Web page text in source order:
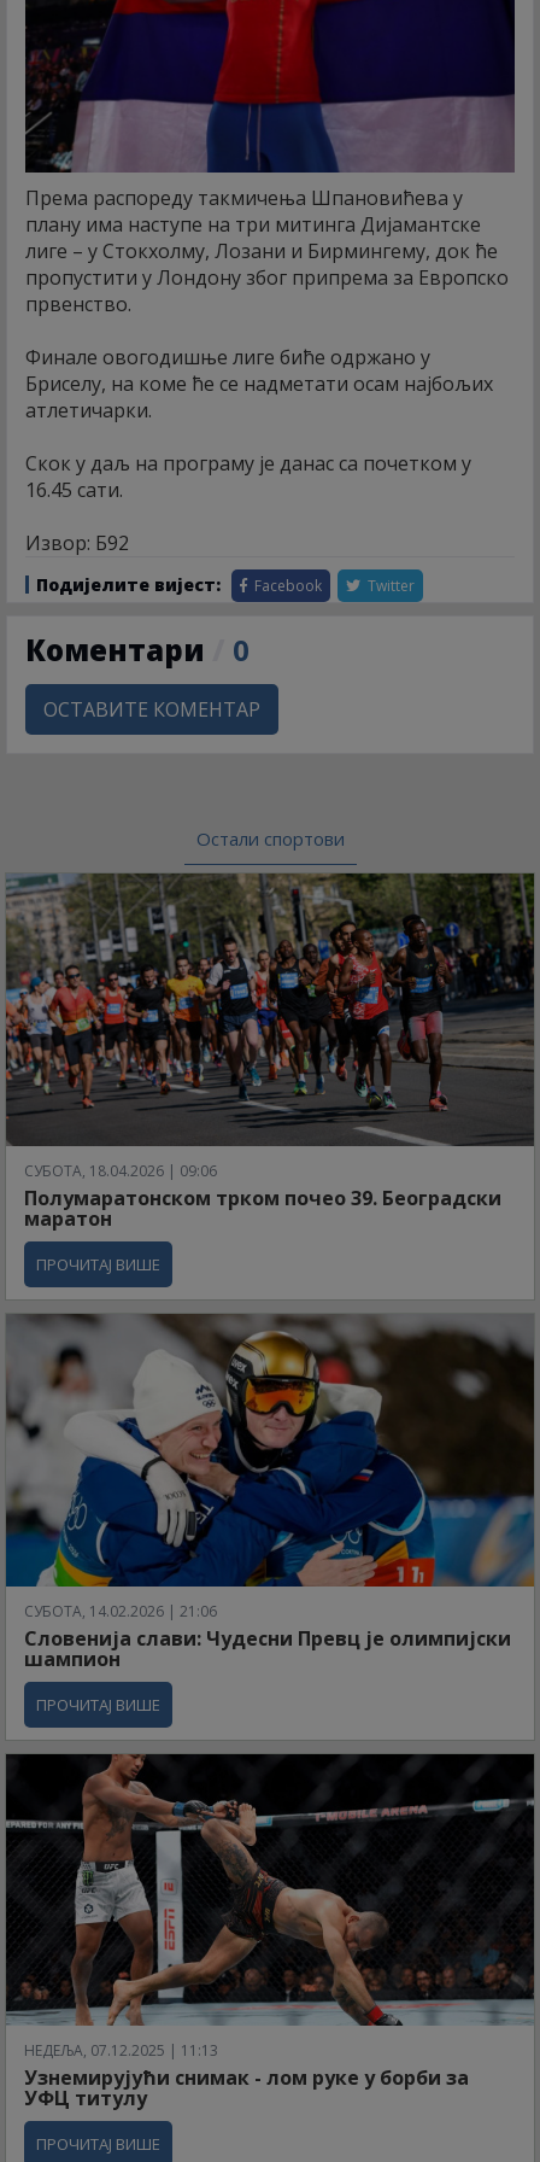
Према распореду такмичења Шпановићева у
плану има наступе на три митинга Дијамантске
лиге – у Стокхолму, Лозани и Бирмингему, док ће
пропустити у Лондону због припрема за Европско
првенство.
Финале овогодишње лиге биће одржано у
Бриселу, на коме ће се надметати осам најбољих
атлетичарки.
Скок у даљ на програму је данас са почетком у
16.45 сати.
Извор: Б92
Подијелите вијест: Facebook Twitter
Коментари 0
ОСТАВИТЕ КОМЕНТАР
Остали спортови
СУБОТА, 18.04.2026 | 09:06
Полумаратонском трком почео 39. Београдски
маратон
ПРОЧИТАЈ ВИШЕ
СУБОТА, 14.02.2026 | 21:06
Словенија слави: Чудесни Превц је олимпијски
шампион
ПРОЧИТАЈ ВИШЕ
НЕДЕЉА, 07.12.2025 | 11:13
Узнемирујући снимак - лом руке у борби за
УФЦ титулу
ПРОЧИТАЈ ВИШЕ